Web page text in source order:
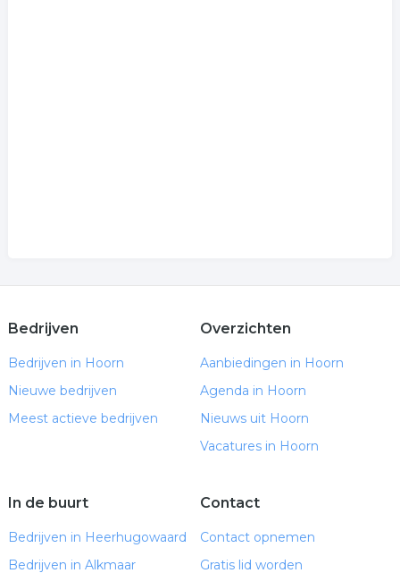
Bedrijven
Bedrijven in Hoorn
Nieuwe bedrijven
Meest actieve bedrijven
Overzichten
Aanbiedingen in Hoorn
Agenda in Hoorn
Nieuws uit Hoorn
Vacatures in Hoorn
In de buurt
Bedrijven in Heerhugowaard
Bedrijven in Alkmaar
Contact
Contact opnemen
Gratis lid worden